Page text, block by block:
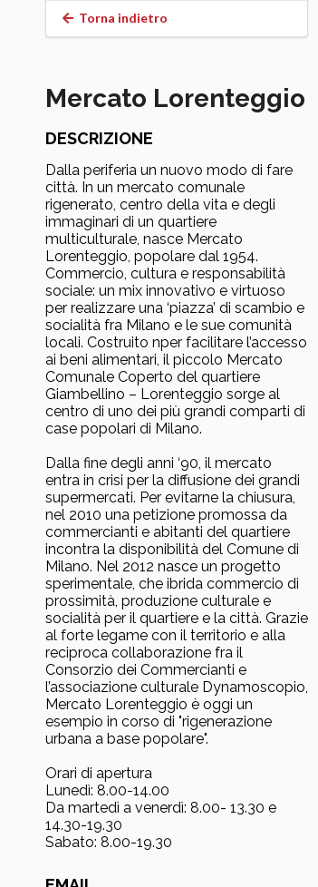
Torna indietro
Mercato Lorenteggio
DESCRIZIONE
Dalla periferia un nuovo modo di fare
città. In un mercato comunale
rigenerato, centro della vita e degli
immaginari di un quartiere
multiculturale, nasce Mercato
Lorenteggio, popolare dal 1954.
Commercio, cultura e responsabilità
sociale: un mix innovativo e virtuoso
per realizzare una ‘piazza’ di scambio e
socialità fra Milano e le sue comunità
locali. Costruito nper facilitare l’accesso
ai beni alimentari, il piccolo Mercato
Comunale Coperto del quartiere
Giambellino – Lorenteggio sorge al
centro di uno dei più grandi comparti di
case popolari di Milano.
Dalla fine degli anni ‘90, il mercato
entra in crisi per la diffusione dei grandi
supermercati. Per evitarne la chiusura,
nel 2010 una petizione promossa da
commercianti e abitanti del quartiere
incontra la disponibilità del Comune di
Milano. Nel 2012 nasce un progetto
sperimentale, che ibrida commercio di
prossimità, produzione culturale e
socialità per il quartiere e la città. Grazie
al forte legame con il territorio e alla
reciproca collaborazione fra il
Consorzio dei Commercianti e
l’associazione culturale Dynamoscopio,
Mercato Lorenteggio è oggi un
esempio in corso di "rigenerazione
urbana a base popolare".
Orari di apertura
Lunedì: 8.00-14.00
Da martedì a venerdì: 8.00- 13.30 e
14.30-19.30
Sabato: 8.00-19.30